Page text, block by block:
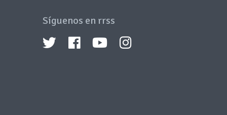
Síguenos en rrss